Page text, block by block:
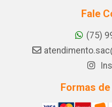
Fale
(75)
Formas